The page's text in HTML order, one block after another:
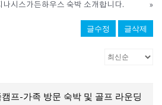
시스가든하우스 숙박 소개합니다. »
글수정 글삭제
프-가족 방문 숙박 및 골프 라운딩